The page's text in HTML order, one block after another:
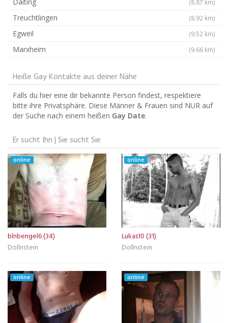
(8.87 km)
Treuchtlingen (8.92 km)
Egweil (9.52 km)
Marxheim (9.66 km)
Heiße Gay Kontakte aus deiner Nähe
Falls du hier eine dir bekannte Person findest, respektiere
bitte ihre Privatsphäre. Diese Männer & Frauen sind NUR auf
der Suche nach einem heißen Gay Date.
Er sucht Ihn | Sie sucht Sie
online
blnbengel6 (34)
Dollnstein
online
Lukas10 (31)
Dollnstein
online online